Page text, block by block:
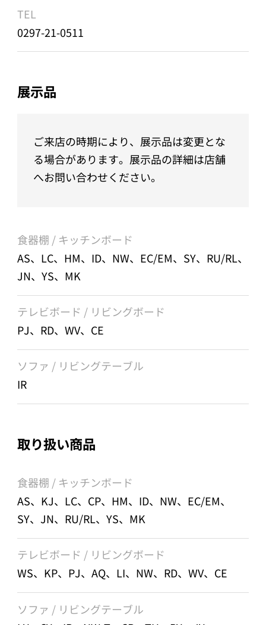
TEL
0297-21-0511
展示品
ご来店の時期により、展示品は変更とな
る場合があります。展示品の詳細は店舗
へお問い合わせください。
食器棚 / キッチンボード
AS、LC、HM、ID、NW、EC/EM、SY、RU/RL、
JN、YS、MK
テレビボード / リビングボード
PJ、RD、WV、CE
ソファ / リビングテーブル
IR
取り扱い商品
食器棚 / キッチンボード
AS、KJ、LC、CP、HM、ID、NW、EC/EM、
SY、JN、RU/RL、YS、MK
テレビボード / リビングボード
WS、KP、PJ、AQ、LI、NW、RD、WV、CE
ソファ / リビングテーブル